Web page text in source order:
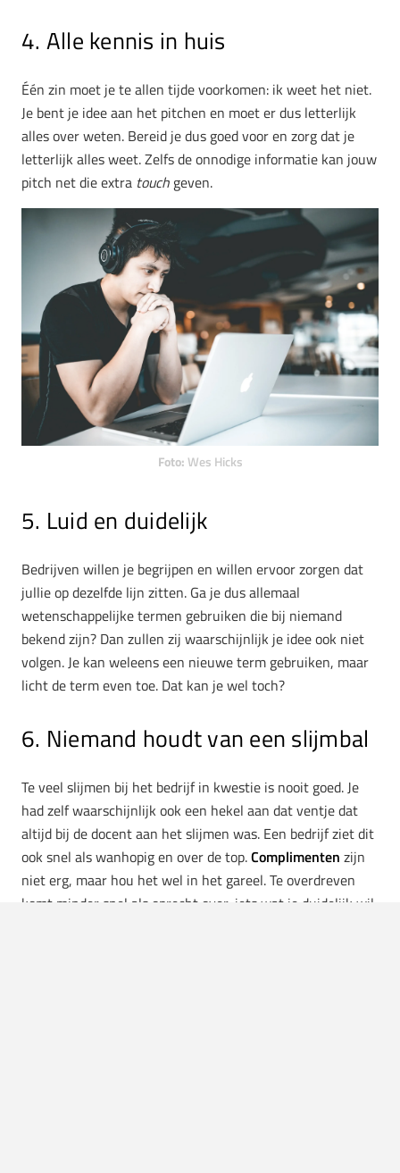
4. Alle kennis in huis
Één zin moet je te allen tijde voorkomen: ik weet het niet.
Je bent je idee aan het pitchen en moet er dus letterlijk
alles over weten. Bereid je dus goed voor en zorg dat je
letterlijk alles weet. Zelfs de onnodige informatie kan jouw
pitch net die extra touch geven.
Foto: Wes Hicks
5. Luid en duidelijk
Bedrijven willen je begrijpen en willen ervoor zorgen dat
jullie op dezelfde lijn zitten. Ga je dus allemaal
wetenschappelijke termen gebruiken die bij niemand
bekend zijn? Dan zullen zij waarschijnlijk je idee ook niet
volgen. Je kan weleens een nieuwe term gebruiken, maar
licht de term even toe. Dat kan je wel toch?
6. Niemand houdt van een slijmbal
Te veel slijmen bij het bedrijf in kwestie is nooit goed. Je
had zelf waarschijnlijk ook een hekel aan dat ventje dat
altijd bij de docent aan het slijmen was. Een bedrijf ziet dit
ook snel als wanhopig en over de top.Complimenten zijn
niet erg, maar hou het wel in het gareel. Te overdreven
komt minder snel als oprecht over, iets wat je duidelijk wil